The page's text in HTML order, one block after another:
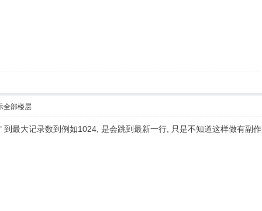
全部楼层
最大记录数到例如1024, 是会跳到最新一行, 只是不知道这样做有副